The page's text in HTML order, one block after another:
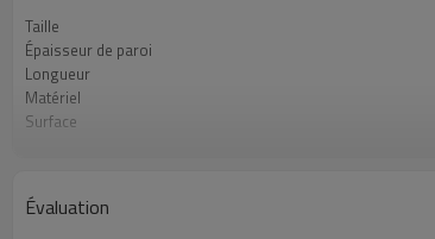
Taille
Épaisseur de paroi
Longueur
Matériel
Surface
Application
Évaluation